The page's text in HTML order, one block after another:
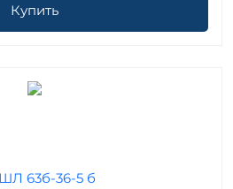
Купить